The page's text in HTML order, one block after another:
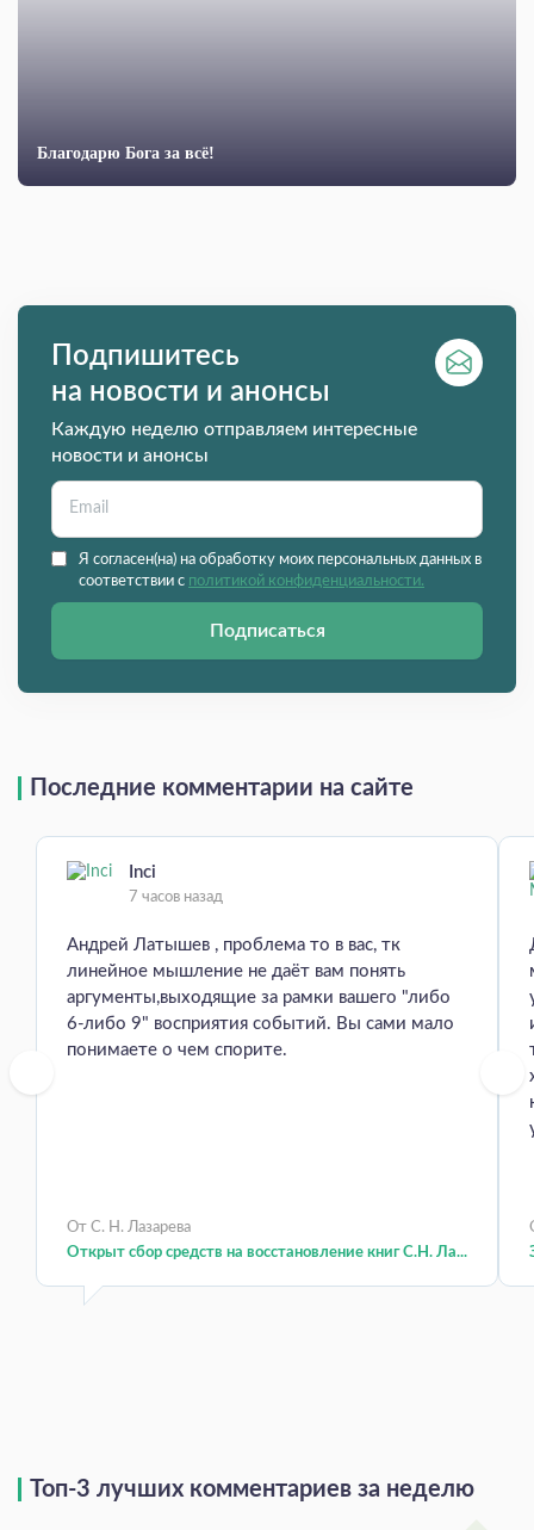
Благодарю Бога за всё!
Подпишитесь
на новости и анонсы
Каждую неделю отправляем интересные
новости и анонсы
Я согласен(на) на обработку моих персональных данных в
соответствии с политикой конфиденциальности.
Подписаться
Последние комментарии на сайте
Inci
7 часов назад
Андрей Латышев , проблема то в вас, тк
линейное мышление не даёт вам понять
аргументы,выходящие за рамки вашего "либо
6-либо 9" восприятия событий. Вы сами мало
понимаете о чем спорите.
От С. Н. Лазарева
Открыт сбор средств на восстановление книг С.Н. Ла...
Топ-3 лучших комментариев за неделю